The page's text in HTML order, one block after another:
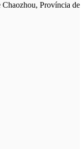
Província de